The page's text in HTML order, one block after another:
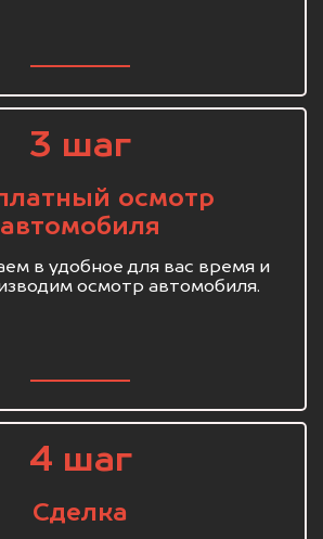
3 шаг
осмотр
автомобиля
в удобное для вас время и
осмотр автомобиля.
4 шаг
Сделка